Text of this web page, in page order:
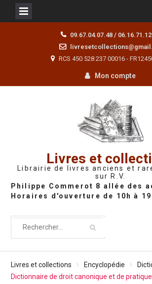
09.67.04.07.48 /
RCS 450 528 237 00016 -
Mon compte
Livres et
Librairie de livres anciens et
sur R.V.
Livres et collections Encyclopédie
Dictionnaire de droit canonique et de